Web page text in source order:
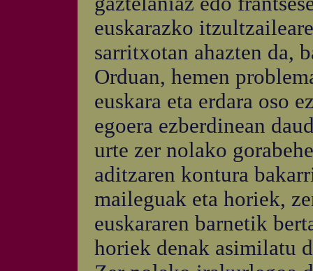
euskarazko
sarritxotan ahazten da,
Orduan, hemen
euskara eta erdara oso
egoera ezberdinean
urte zer nolako
aditzaren kontura
maileguak eta horiek,
euskararen barnetik
horiek denak asimilatu